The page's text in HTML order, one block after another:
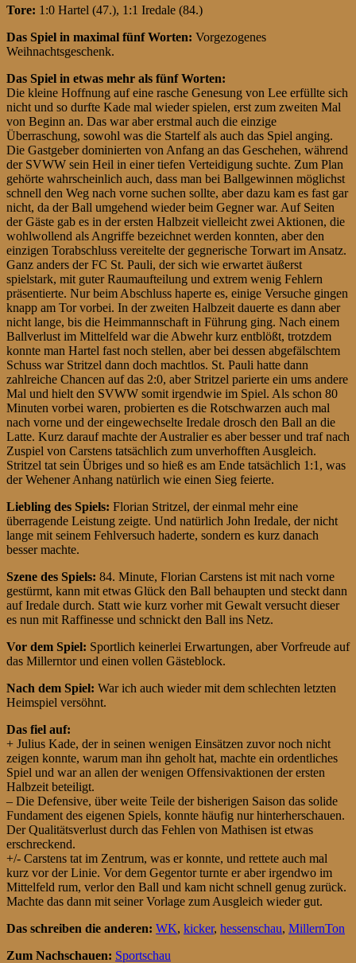
Tore: 1:0 Hartel (47.), 1:1 Iredale (84.)
Das Spiel in maximal fünf Worten: Vorgezogenes
Weihnachtsgeschenk.
Das Spiel in etwas mehr als fünf Worten:
Die kleine Hoffnung auf eine rasche Genesung von Lee erfüllte sich
nicht und so durfte Kade mal wieder spielen, erst zum zweiten Mal
von Beginn an. Das war aber erstmal auch die einzige
Überraschung, sowohl was die Startelf als auch das Spiel anging.
Die Gastgeber dominierten von Anfang an das Geschehen, während
der SVWW sein Heil in einer tiefen Verteidigung suchte. Zum Plan
gehörte wahrscheinlich auch, dass man bei Ballgewinnen möglichst
schnell den Weg nach vorne suchen sollte, aber dazu kam es fast gar
nicht, da der Ball umgehend wieder beim Gegner war. Auf Seiten
der Gäste gab es in der ersten Halbzeit vielleicht zwei Aktionen, die
wohlwollend als Angriffe bezeichnet werden konnten, aber den
einzigen Torabschluss vereitelte der gegnerische Torwart im Ansatz.
Ganz anders der FC St. Pauli, der sich wie erwartet äußerst
spielstark, mit guter Raumaufteilung und extrem wenig Fehlern
präsentierte. Nur beim Abschluss haperte es, einige Versuche gingen
knapp am Tor vorbei. In der zweiten Halbzeit dauerte es dann aber
nicht lange, bis die Heimmannschaft in Führung ging. Nach einem
Ballverlust im Mittelfeld war die Abwehr kurz entblößt, trotzdem
konnte man Hartel fast noch stellen, aber bei dessen abgefälschtem
Schuss war Stritzel dann doch machtlos. St. Pauli hatte dann
zahlreiche Chancen auf das 2:0, aber Stritzel parierte ein ums andere
Mal und hielt den SVWW somit irgendwie im Spiel. Als schon 80
Minuten vorbei waren, probierten es die Rotschwarzen auch mal
nach vorne und der eingewechselte Iredale drosch den Ball an die
Latte. Kurz darauf machte der Australier es aber besser und traf nach
Zuspiel von Carstens tatsächlich zum unverhofften Ausgleich.
Stritzel tat sein Übriges und so hieß es am Ende tatsächlich 1:1, was
der Wehener Anhang natürlich wie einen Sieg feierte.
Liebling des Spiels: Florian Stritzel, der einmal mehr eine
überragende Leistung zeigte. Und natürlich John Iredale, der nicht
lange mit seinem Fehlversuch haderte, sondern es kurz danach
besser machte.
Szene des Spiels: 84. Minute, Florian Carstens ist mit nach vorne
gestürmt, kann mit etwas Glück den Ball behaupten und steckt dann
auf Iredale durch. Statt wie kurz vorher mit Gewalt versucht dieser
es nun mit Raffinesse und schnickt den Ball ins Netz.
Vor dem Spiel: Sportlich keinerlei Erwartungen, aber Vorfreude auf
das Millerntor und einen vollen Gästeblock.
Nach dem Spiel: War ich auch wieder mit dem schlechten letzten
Heimspiel versöhnt.
Das fiel auf:
+ Julius Kade, der in seinen wenigen Einsätzen zuvor noch nicht
zeigen konnte, warum man ihn geholt hat, machte ein ordentliches
Spiel und war an allen der wenigen Offensivaktionen der ersten
Halbzeit beteiligt.
– Die Defensive, über weite Teile der bisherigen Saison das solide
Fundament des eigenen Spiels, konnte häufig nur hinterherschauen.
Der Qualitätsverlust durch das Fehlen von Mathisen ist etwas
erschreckend.
+/- Carstens tat im Zentrum, was er konnte, und rettete auch mal
kurz vor der Linie. Vor dem Gegentor turnte er aber irgendwo im
Mittelfeld rum, verlor den Ball und kam nicht schnell genug zurück.
Machte das dann mit seiner Vorlage zum Ausgleich wieder gut.
Das schreiben die anderen: WK, kicker, hessenschau, MillernTon
Zum Nachschauen: Sportschau